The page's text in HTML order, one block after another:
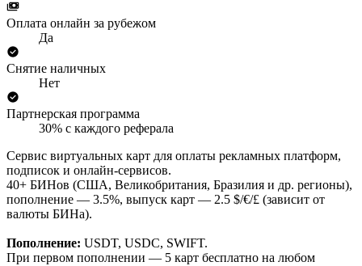
Оплата онлайн за рубежом
Да
Снятие наличных
Нет
Партнерская программа
30% с каждого реферала
Сервис виртуальных карт для оплаты рекламных платформ,
подписок и онлайн-сервисов.
40+ БИНов (США, Великобритания, Бразилия и др. регионы),
пополнение — 3.5%, выпуск карт — 2.5 $/€/£ (зависит от
валюты БИНа).
Пополнение: USDT, USDC, SWIFT.
При первом пополнении — 5 карт бесплатно на любом